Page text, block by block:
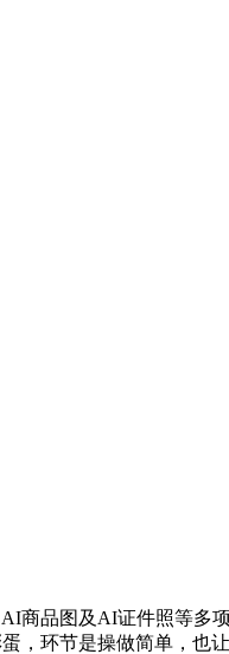
品图及AI证件照等多
，环节是操做简单，